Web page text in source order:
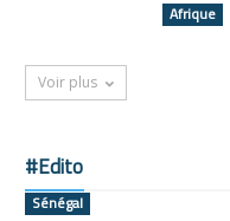
Afrique
Voir plus
#Edito
Sénégal